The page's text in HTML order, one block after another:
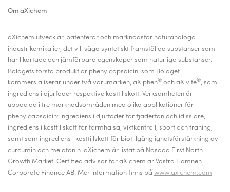
Om aXichem
aXichem utvecklar, patenterar och marknadsför naturanaloga
industrikemikalier, det vill säga syntetiskt framställda substanser som
har likartade och jämförbara egenskaper som naturliga substanser.
Bolagets första produkt är phenylcapsaicin, som Bolaget
kommersialiserar under två varumärken, aXiphen® och aXivite®, som
ingrediens i djurfoder respektive kosttillskott. Verksamheten är
uppdelad i tre marknadsområden med olika applikationer för
phenylcapsaicin: ingrediens i djurfoder för fjäderfän och idisslare,
ingrediens i kosttillskott för tarmhälsa, viktkontroll, sport och träning,
samt som ingrediens i kosttillskott för biotillgänglighetsförstärkning av
curcumin och melatonin. aXichem är listat på Nasdaq First North
Growth Market. Certified advisor för aXichem är Västra Hamnen
Corporate Finance AB. Mer information finns på www.axichem.com